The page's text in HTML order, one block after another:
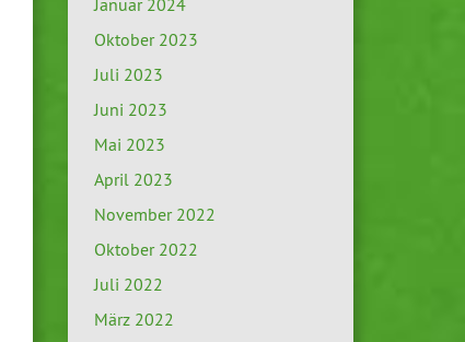
Januar 2024
Oktober 2023
Juli 2023
Juni 2023
Mai 2023
April 2023
November 2022
Oktober 2022
Juli 2022
März 2022